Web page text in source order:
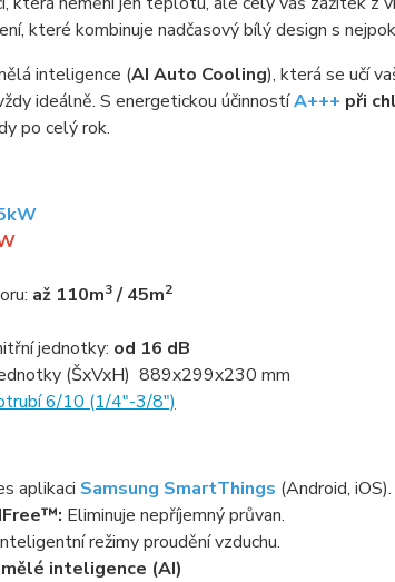
které kombinuje nadčasový bílý design s
inteligence (AI Auto Cooling), která se učí
ideálně. S energetickou účinnostíA+++ při
po celý rok.
až 110m3/ 45m2
jednotky: od 16 dB
(ŠxVxH) 889x299x230 mm
6/10 (1/4"-3/8")
aplikaci Samsung SmartThings (Android, iOS).
Eliminuje nepříjemný průvan.
režimy proudění vzduchu.
inteligence (AI)